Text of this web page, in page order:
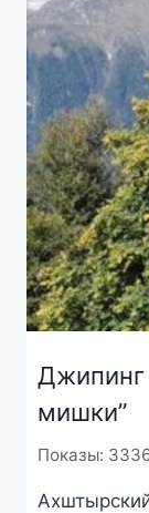
Джипинг
мишки”
Показы: